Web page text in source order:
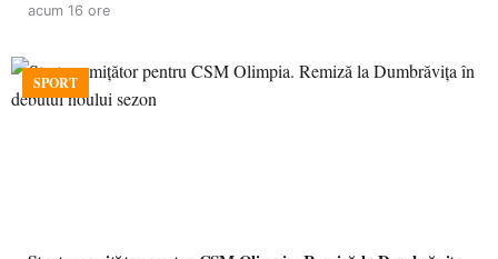
acum 16 ore
SPORT